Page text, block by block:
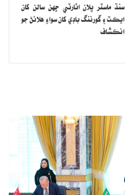
سنڌ ماسٽر پلان اٿارٽي ڇهن سالن کان
ايڪٽ ۽ گورننگ باڊي کان سواءِ هلائڻ جو
انڪشاف